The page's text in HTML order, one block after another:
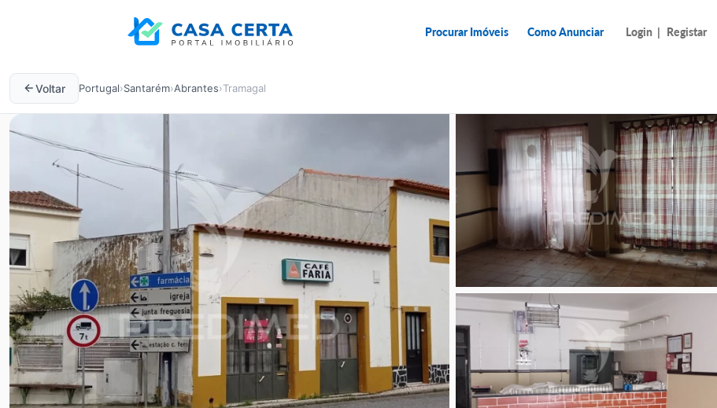
Procurar Imóveis Como Anunciar Login | Registar
Voltar Portugal›Santarém›Abrantes›Tramagal